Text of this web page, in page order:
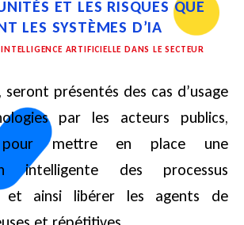
ET LES RISQUES QUE
LES SYSTÈMES D’IA
ARTIFICIELLE DANS LE SECTEUR
seront présentés des cas d’usage
par les acteurs publics,
pour mettre en place une
intelligente des processus
et ainsi libérer les agents de